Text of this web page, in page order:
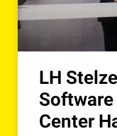
LH
Center